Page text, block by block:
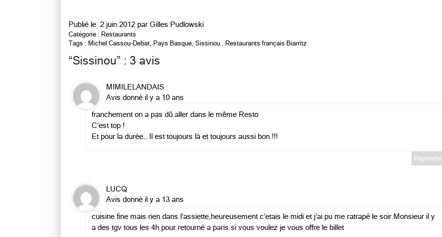
Publié le 2 juin 2012 par Gilles Pudlowski
Catégorie : Restaurants
Tags : Michel Cassou-Debat, Pays Basque, Sissinou , Restaurants français Biarritz
“Sissinou” : 3 avis
MIMILELANDAIS
Avis donné il y a 10 ans
franchement on a pas dû aller dans le même Resto
C’est top !
Et pour la durée… Il est toujours là et toujours aussi bon !!!
Répondre
LUCQ
Avis donné il y a 13 ans
cuisine fine mais rien dans l’assiette,heureusement c’etais le midi et j’ai pu me ratrapé le soir.Monsieur il y
a des tgv tous les 4h pour retourné a paris.si vous voulez je vous offre le billet